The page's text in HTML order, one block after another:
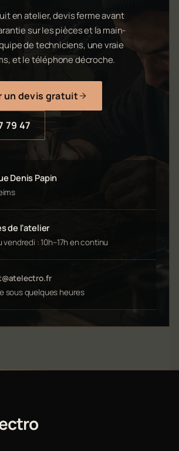
en atelier, devis ferme avant
sur les pièces et la main-
de techniciens, une vraie
et le téléphone décroche.
un devis gratuit
79 47
Denis Papin
de l'atelier
vendredi : 10h–17h en continu
sous quelques heures